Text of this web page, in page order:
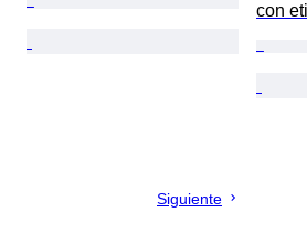
con
Siguiente